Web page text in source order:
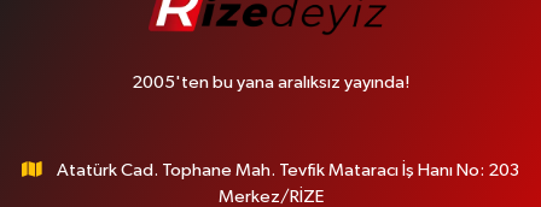
2005'ten bu yana aralıksız yayında!
Atatürk Cad. Tophane Mah. Tevfik Mataracı İş Hanı No: 203
Merkez/RİZE